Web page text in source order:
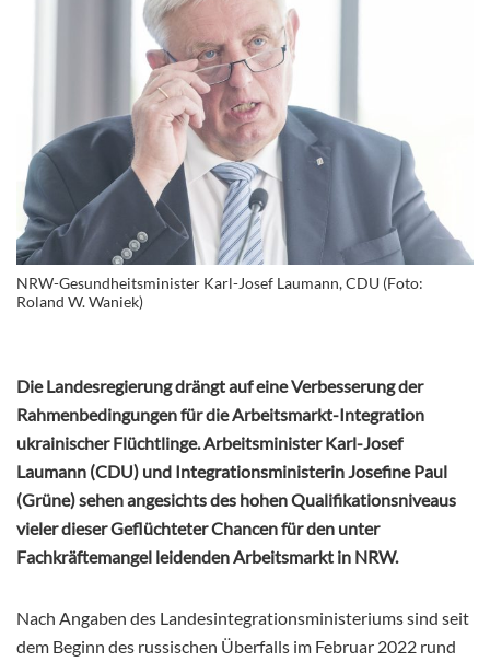
NRW-Gesundheitsminister Karl-Josef Laumann, CDU (Foto:
Roland W. Waniek)
Die Landesregierung drängt auf eine Verbesserung der
Rahmenbedingungen für die Arbeitsmarkt-Integration
ukrainischer Flüchtlinge. Arbeitsminister Karl-Josef
Laumann (CDU) und Integrationsministerin Josefine Paul
(Grüne) sehen angesichts des hohen Qualifikationsniveaus
vieler dieser Geflüchteter Chancen für den unter
Fachkräftemangel leidenden Arbeitsmarkt in NRW.
Nach Angaben des Landesintegrationsministeriums sind seit
dem Beginn des russischen Überfalls im Februar 2022 rund